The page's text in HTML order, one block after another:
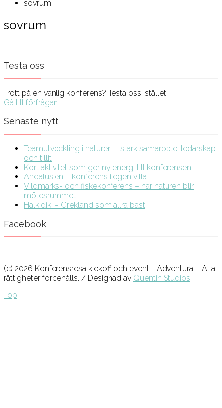
sovrum
sovrum
Testa oss
Trött på en vanlig konferens? Testa oss istället!
Gå till förfrågan
Senaste nytt
Teamutveckling i naturen – stärk samarbete, ledarskap
och tillit
Kort aktivitet som ger ny energi till konferensen
Andalusien – konferens i egen villa
Vildmarks- och fiskekonferens – när naturen blir
mötesrummet
Halkidiki – Grekland som allra bäst
Facebook
(c) 2026 Konferensresa kickoff och event - Adventura – Alla
rättigheter förbehålls. / Designad av Quentin Studios
Top